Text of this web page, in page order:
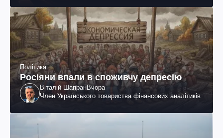
Політика
Росіяни впали в споживчу депресію
Віталій ШапранВчора
Член Українського товариства фінансових аналітиків